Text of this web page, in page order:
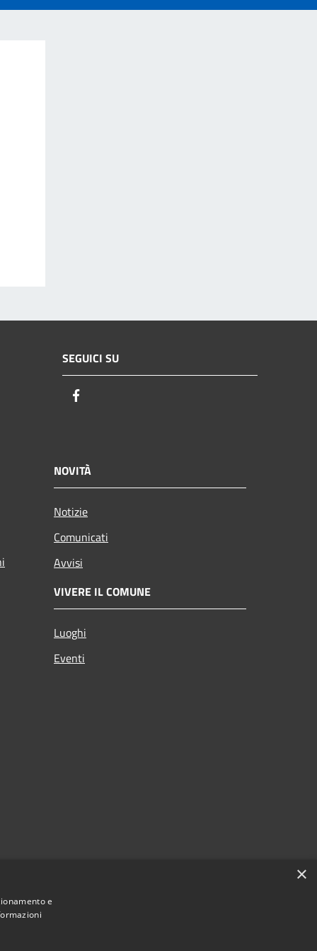
SEGUICI SU
NOVITÀ
Notizie
Comunicati
Avvisi
VIVERE IL COMUNE
Luoghi
Eventi
×
e